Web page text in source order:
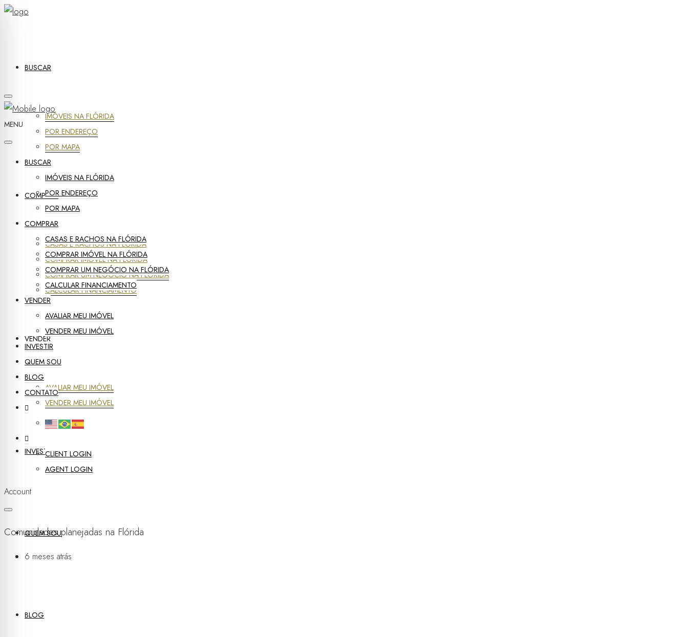
BUSCAR
IMÓVEIS NA FLÓRIDA
POR ENDEREÇO
POR MAPA
COMPRAR
CASAS E RACHOS NA FLÓRIDA
COMPRAR IMÓVEL NA FLÓRIDA
COMPRAR UM NEGÓCIO NA FLÓRIDA
CALCULAR FINANCIAMENTO
VENDER
AVALIAR MEU IMÓVEL
VENDER MEU IMÓVEL
INVESTIR
QUEM SOU
BLOG
MENU
BUSCAR
IMÓVEIS NA FLÓRIDA
POR ENDEREÇO
POR MAPA
COMPRAR
CASAS E RACHOS NA FLÓRIDA
COMPRAR IMÓVEL NA FLÓRIDA
COMPRAR UM NEGÓCIO NA FLÓRIDA
CALCULAR FINANCIAMENTO
VENDER
AVALIAR MEU IMÓVEL
VENDER MEU IMÓVEL
INVESTIR
QUEM SOU
BLOG
CONTATO
CLIENT LOGIN
AGENT LOGIN
Account
Comunidades planejadas na Flórida
6 meses atrás